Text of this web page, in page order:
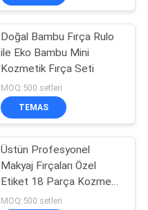
Doğal Bambu Fırça Rulo
ile Eko Bambu Mini
Kozmetik Fırça Seti
MOQ:500 setleri
TEMAS
Üstün Profesyonel
Makyaj Fırçaları Özel
Etiket 18 Parça Kozmetik
Fırça Seti
MOQ:500 setleri